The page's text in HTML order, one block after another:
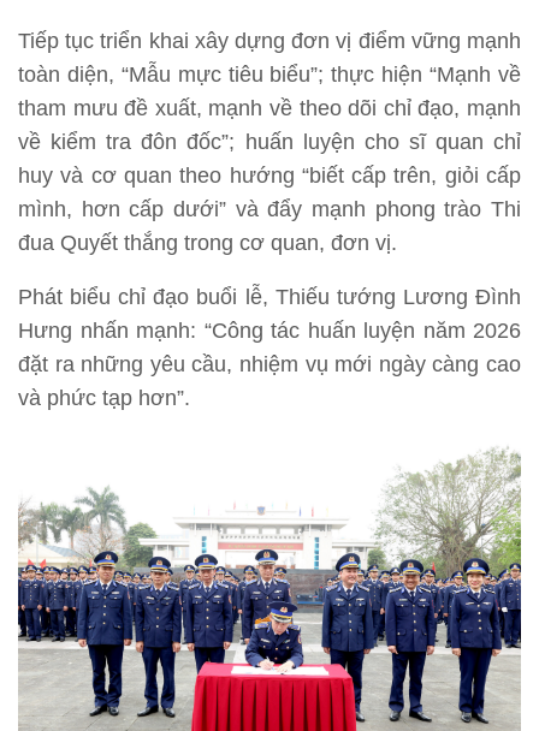
Tiếp tục triển khai xây dựng đơn vị điểm vững mạnh
toàn diện, “Mẫu mực tiêu biểu”; thực hiện “Mạnh về
tham mưu đề xuất, mạnh về theo dõi chỉ đạo, mạnh
về kiểm tra đôn đốc”; huấn luyện cho sĩ quan chỉ
huy và cơ quan theo hướng “biết cấp trên, giỏi cấp
mình, hơn cấp dưới” và đẩy mạnh phong trào Thi
đua Quyết thắng trong cơ quan, đơn vị.
Phát biểu chỉ đạo buổi lễ, Thiếu tướng Lương Đình
Hưng nhấn mạnh: “Công tác huấn luyện năm 2026
đặt ra những yêu cầu, nhiệm vụ mới ngày càng cao
và phức tạp hơn”.